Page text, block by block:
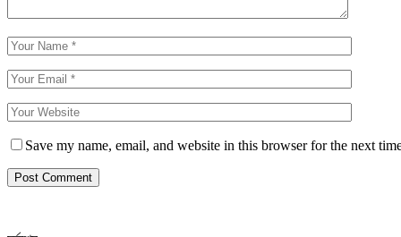
Save my name, email, and website in this browser for the next